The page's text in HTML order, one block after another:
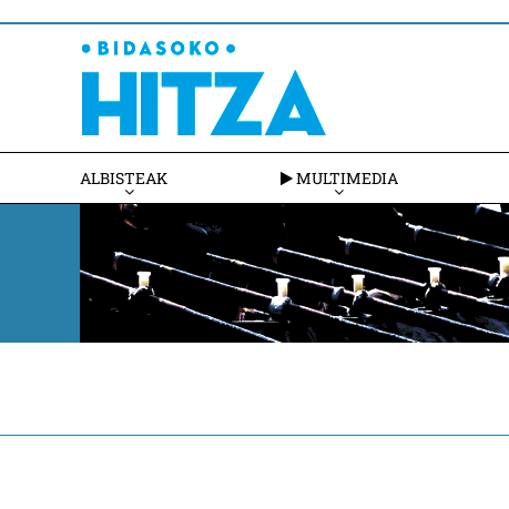
ALBISTEAK MULTIMEDIA